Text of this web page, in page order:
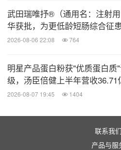
武田瑞唯抒®（通用名：注射
华获批，为更低龄短肠综合征
2026-08-06 22:08 764
明星产品蛋白粉获"优质蛋白质
级，汤臣倍健上半年营收36.71
2026-08-07 19:45 1404
联系我们
产品与服